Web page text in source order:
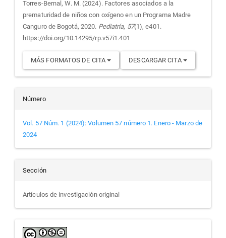
artículo
Torres-Bernal, W. M. (2024). Factores asociados a la
prematuridad de niños con oxígeno en un Programa Madre
Canguro de Bogotá, 2020. Pediatría, 57(1), e401.
https://doi.org/10.14295/rp.v57i1.401
MÁS FORMATOS DE CITA DESCARGAR CITA
Número
Vol. 57 Núm. 1 (2024): Volumen 57 número 1. Enero - Marzo de
2024
Sección
Artículos de investigación original